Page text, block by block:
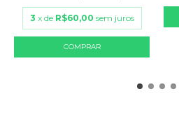
3 x de R$60,00 sem juros